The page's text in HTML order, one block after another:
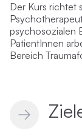
Der Kurs richtet
psychosozialen
PatientInnen
Bereich